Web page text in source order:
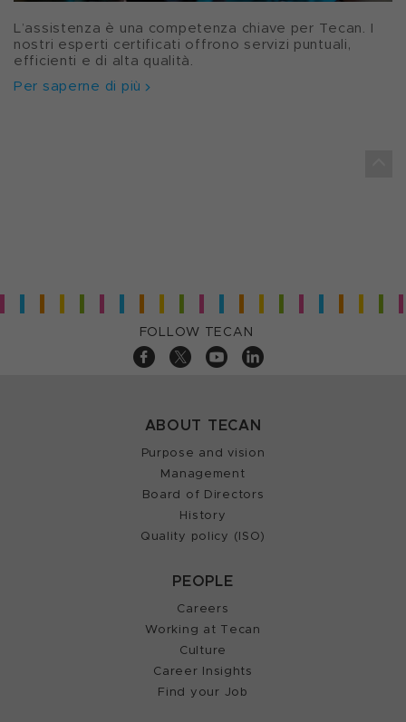
L’assistenza è una competenza chiave per Tecan. I
nostri esperti certificati offrono servizi puntuali,
efficienti e di alta qualità.
Per saperne di più
FOLLOW TECAN
ABOUT TECAN
Purpose and vision
Management
Board of Directors
History
Quality policy (ISO)
PEOPLE
Careers
Working at Tecan
Culture
Career Insights
Find your Job